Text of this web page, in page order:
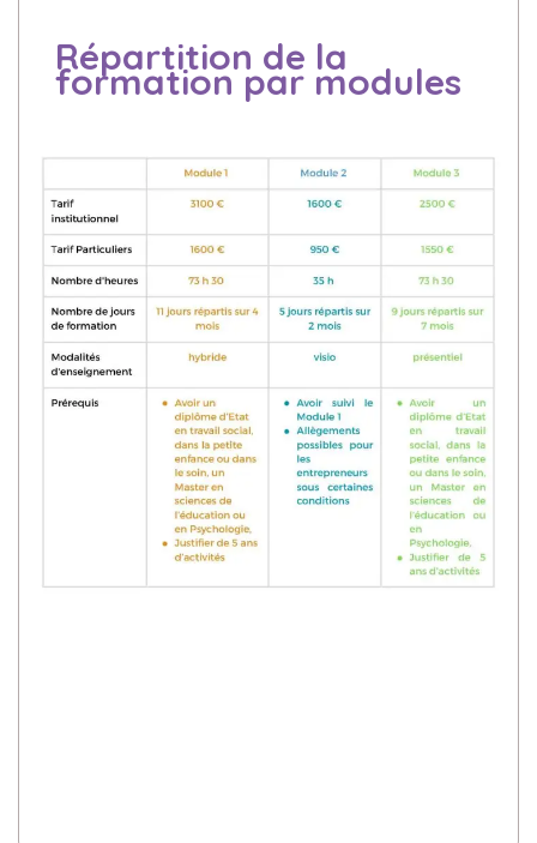
Répartition de la
formation par modules